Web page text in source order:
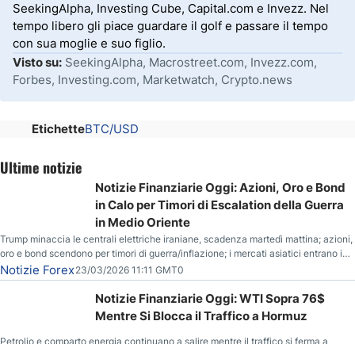
SeekingAlpha, Investing Cube, Capital.com e Invezz. Nel
tempo libero gli piace guardare il golf e passare il tempo
con sua moglie e suo figlio.
Visto su: SeekingAlpha, Macrostreet.com, Invezz.com,
Forbes, Investing.com, Marketwatch, Crypto.news
EtichetteBTC/USD
Ultime notizie
Notizie Finanziarie Oggi: Azioni, Oro e Bond
in Calo per Timori di Escalation della Guerra
in Medio Oriente
Trump minaccia le centrali elettriche iraniane, scadenza martedì mattina; azioni,
oro e bond scendono per timori di guerra/inflazione; i mercati asiatici entrano in
correzione; il petrolio greggio resta stabile.
Notizie Forex23/03/2026 11:11 GMT0
Notizie Finanziarie Oggi: WTI Sopra 76$
Mentre Si Blocca il Traffico a Hormuz
Petrolio e comparto energia continuano a salire mentre il traffico si ferma a